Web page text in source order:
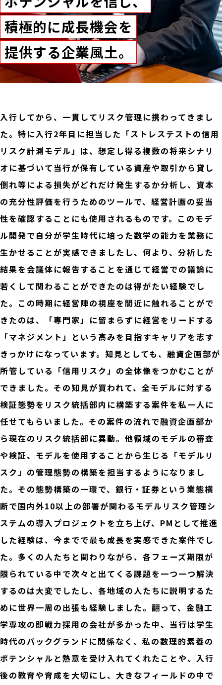
積極的に成長機会を
提供する企業風土。
入行してから、一貫してリスク管理に携わってきまし
た。特に入行2年目に担当した「ストレステストの信用
リスク計測モデル」は、想定し得る複数の将来シナリ
オに基づいて当行が保有している資産や取引から貸し
倒れ等による損失がどれだけ発生するか分析し、資本
の充分性評価を行うためのツールで、経営計画の妥当
性を確認することにも使用されるものです。このモデ
ル開発で自分が学生時代に培った数学の能力を業務に
生かせることが実感できましたし、何より、分析した
結果を会議体に報告することを通じて経営での議論に
若くして関わることができたのは得がたい経験でし
た。この時期に経営陣の視座を間近に触れることがで
きたのは、「専門家」に留まらずに経営をリードする
「マネジメント」という高みを目指すキャリアを志す
きっかけになっています。知見としても、融資企画部が
所管している「信用リスク」の全体像をつかむことが
できました。その知見が買われて、全モデルに対する
検証態勢をリスク統括部内に構築する案件を私一人に
任せてもらいました。その案件の流れで融資企画部か
ら現在のリスク統括部に異動。他領域のモデルの審査
や検証、モデルを使用することから生じる「モデルリ
スク」の管理態勢の構築を担当するようになりまし
た。その態勢構築の一環で、銀行・証券という業態横
断で国内外10以上の部署が関わるモデルリスク管理シ
ステムの導入プロジェクトを立ち上げ、PMとして推進
した経験は、今までで最も成長を実感できた案件でし
た。多くの人たちと関わりながら、各フェーズ期限が
限られている中で次々と出てくる課題を一つ一つ解決
するのは大変でしたし、各地域の人たちに説明するた
めに世界一周の出張も経験しました。翻って、金融工
学専攻の即戦力採用の会社が多かった中、当行は学生
時代のバックグランドに関係なく、私の数理的素養の
ポテンシャルと熱意を受け入れてくれたことや、入行
後の教育や育成を大切にし、大きなフィールドの中で